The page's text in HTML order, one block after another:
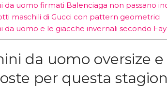
da uomo firmati Balenciaga non passano
maschili di Gucci con pattern geometrici
da uomo e le giacche invernali secondo Fay
da uomo oversize
per questa